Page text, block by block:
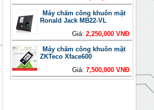
Máy chấm công khuôn mặt
Ronald Jack MB22-VL
Giá: 2,250,000 VNĐ
Máy chấm công khuôn mặt
ZKTeco Xface600
Giá: 7,500,000 VNĐ